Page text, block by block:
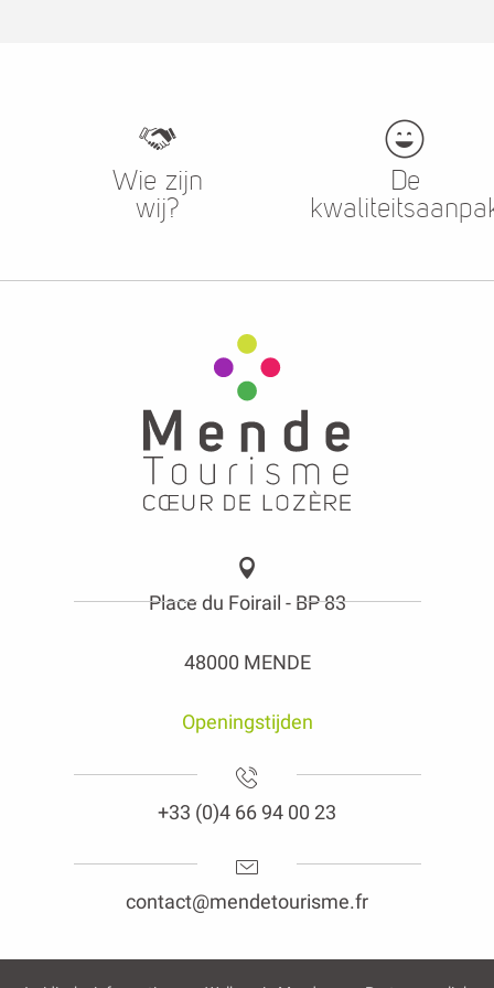
Wie zijn
wij?
De
Place du Foirail - BP 83
48000 MENDE
Openingstijden
+33 (0)4 66 94 00 23
contact@mendetourisme.fr